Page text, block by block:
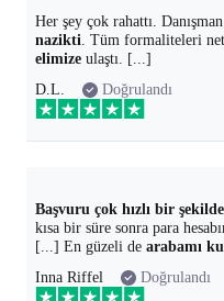
Her şey çok rahattı. Danışman
nazikti . Tüm formaliteleri
elimize ulaştı. [...]
D.L.
Doğrulandı
Başvuru çok hızlı bir
kısa bir süre sonra para
[...] En güzeli de arabamı
Inna Riffel
Doğrulandı